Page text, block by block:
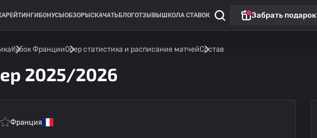
РЕЙТИНГИ БОНУСЫ ОБЗОРЫ СКАЧАТЬ БЛОГОТЗЫВЫ ШКОЛА СТАВОК Забрать подарок
Кубок ФранцииОсер статистика и расписание матчейСостав
2025/2026
Франция